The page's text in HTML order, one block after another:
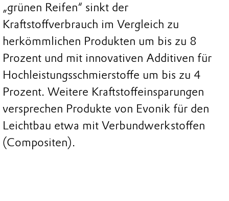
„grünen Reifen“ sinkt der
Kraftstoffverbrauch im Vergleich zu
herkömmlichen Produkten um bis zu 8
Prozent und mit innovativen Additiven für
Hochleistungsschmierstoffe um bis zu 4
Prozent. Weitere Kraftstoffeinsparungen
versprechen Produkte von Evonik für den
Leichtbau etwa mit Verbundwerkstoffen
(Compositen).